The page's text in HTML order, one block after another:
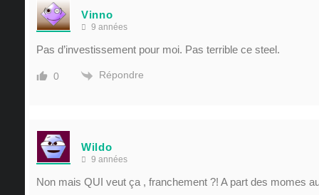
Vinno
9 années
Pas d’investissement pour moi. Pas terrible ce steel.
0 Répondre
Wildo
9 années
Non mais QUI veut ça , franchement ?! A part des momes